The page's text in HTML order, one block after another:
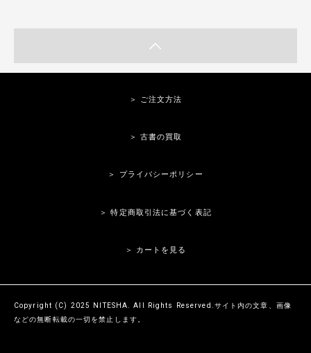
＞ ご注文方法
＞ 古書の買取
＞ プライバシーポリシー
＞ 特定商取引法に基づく表記
＞ カートを見る
Copyright (C) 2025 NITESHA. All Rights Reserved.サイト内の文章、画像
などの無断転載の一切を禁止します。